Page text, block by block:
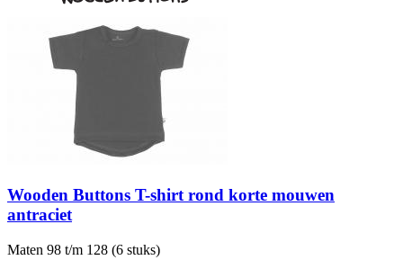
Wooden Buttons T-shirt rond korte mouwen
antraciet
Maten 98 t/m 128 (6 stuks)